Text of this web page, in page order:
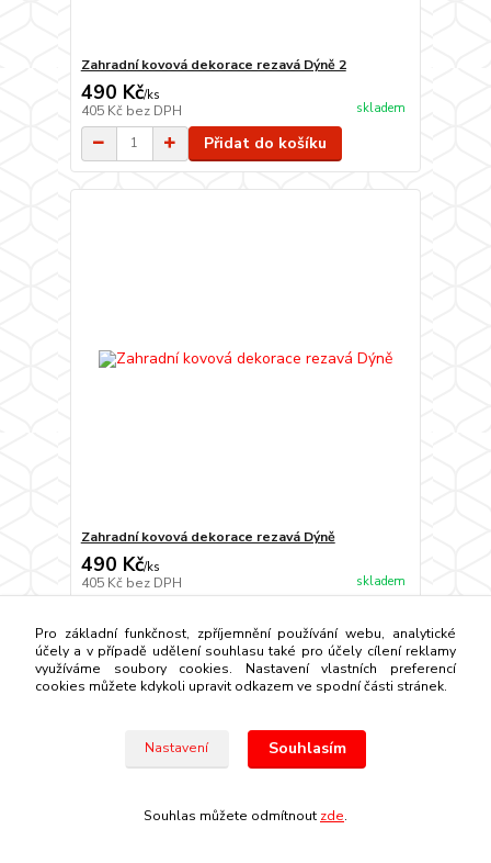
Zahradní kovová dekorace rezavá Dýně 2
490 Kč/ks
405 Kč bez DPH skladem
Přidat do košíku
Zahradní kovová dekorace rezavá Dýně
490 Kč/ks
405 Kč bez DPH skladem
Pro základní funkčnost, zpříjemnění používání webu, analytické
účely a v případě udělení souhlasu také pro účely cílení reklamy
využíváme soubory cookies. Nastavení vlastních preferencí
cookies můžete kdykoli upravit odkazem ve spodní části stránek.
Nastavení Souhlasím
Souhlas můžete odmítnout zde.